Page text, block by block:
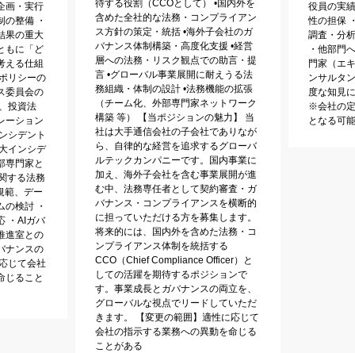
画・実行
の整備 ・
果の重大
もに「ど
える仕組
リシーの
委員会の
投資法
ーション
シデント
インシデ
専門家と
する法務
範、デー
の検討 ・
・AIガバ
進室との
ナンスの
じて会社
じること
待する役割（CCOとして） •国内外を
含めた全社的な法務・コンプライアン
ス方針の策定・統括 •海外子会社のガ
バナンス体制構築・高度化支援 •経営
層への法務・リスク観点での助言・提
言 •グローバル事業展開に耐えうる法
務組織・体制の設計 •法務機能の拡張
（チーム化、外部専門家ネットワーク
構築 等） 【当ポジションの魅力】 当
社は大手通信会社の子会社でありなが
ら、自律的な経営を追求するグローバ
ルテックカンパニーです。国内事業に
加え、海外子会社を含む事業展開が進
む中、法務専任者として契約審査・ガ
バナンス・コンプライアンスを横断的
に担っていただける方を募集します。
将来的には、国内外を含めた法務・コ
ンプライアンス体制を統括する
CCO（Chief Compliance Officer）と
しての活躍を期待するポジションで
す。事業成長とガバナンスの両立を、
グローバルな視点でリードしていただ
きます。 【変更の範囲】適性に応じて
会社の指示する業務への異動を命じる
ことがある
役員の実
性の担保
調査・分
・他部門
門家（エ
ンサルタ
度な知見
※会社の
となる可